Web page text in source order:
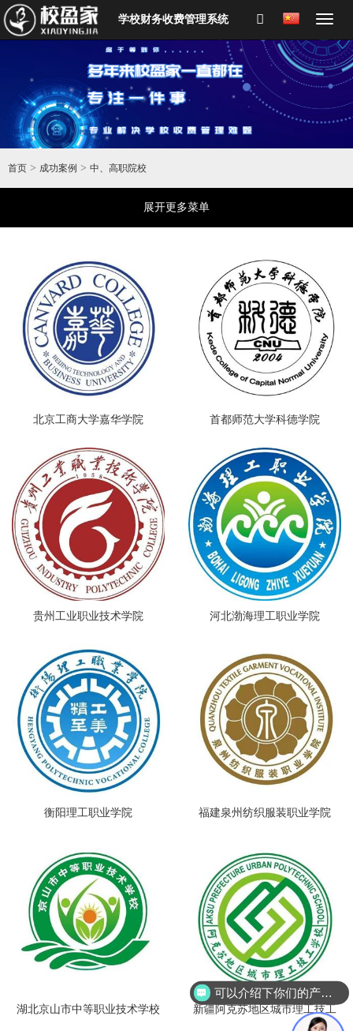
学校财务收费管理系统
首页 > 成功案例 > 中、高职院校
展开更多菜单
北京工商大学嘉华学院 首都师范大学科德学院
贵州工业职业技术学院 河北渤海理工职业学院
衡阳理工职业学院 福建泉州纺织服装职业学院
湖北京山市中等职业技术学校 新疆阿克苏地区城市理工技工
可以介绍下你们的产品么？